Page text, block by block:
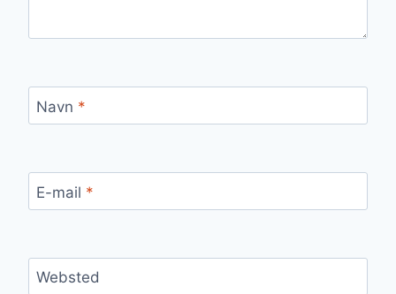
Navn *
E-mail *
Websted